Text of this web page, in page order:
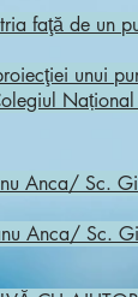
faţă de un
unui
Anca/ Sc.
Anca/ Sc.